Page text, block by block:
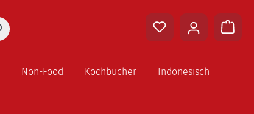
Non-Food Kochbücher Indonesisch